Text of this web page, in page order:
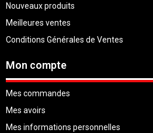
Nouveaux produits
Meilleures ventes
Conditions Générales de Ventes
Mon compte
Mes commandes
Mes avoirs
Mes informations personnelles